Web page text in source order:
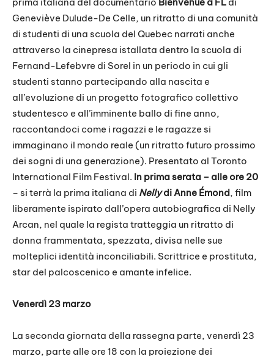
prima italiana del documentario Bienvenue à FL di
Geneviève Dulude-De Celle, un ritratto di una comunità
di studenti di una scuola del Quebec narrati anche
attraverso la cinepresa istallata dentro la scuola di
Fernand-Lefebvre di Sorel in un periodo in cui gli
studenti stanno partecipando alla nascita e
all’evoluzione di un progetto fotografico collettivo
studentesco e all’imminente ballo di fine anno,
raccontandoci come i ragazzi e le ragazze si
immaginano il mondo reale (un ritratto futuro prossimo
dei sogni di una generazione). Presentato al Toronto
International Film Festival. In prima serata – alle ore 20
– si terrà la prima italiana di Nellydi Anne Émond, film
liberamente ispirato dall’opera autobiografica di Nelly
Arcan, nel quale la regista tratteggia un ritratto di
donna frammentata, spezzata, divisa nelle sue
molteplici identità inconciliabili. Scrittrice e prostituta,
star del palcoscenico e amante infelice.
Venerdì 23 marzo
La seconda giornata della rassegna parte, venerdì 23
marzo, parte alle ore 18 con la proiezione dei